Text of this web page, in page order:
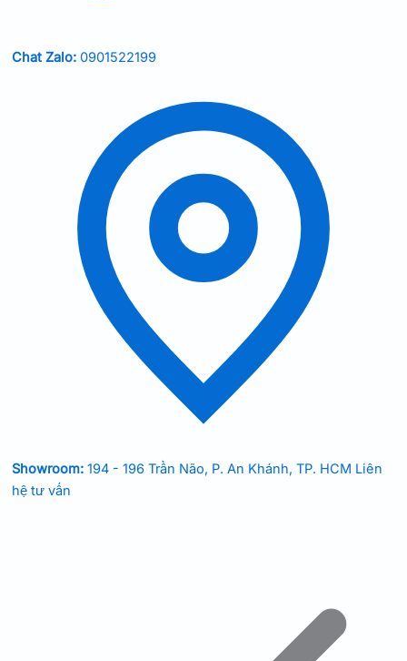
Chat Zalo: 0901522199
Showroom: 194 - 196 Trần Não, P. An Khánh, TP. HCM Liên
hệ tư vấn